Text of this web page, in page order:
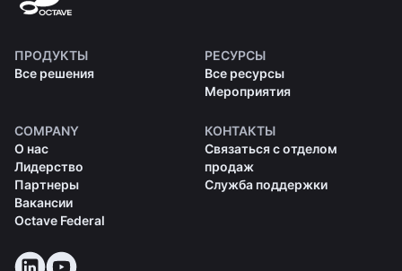
ПРОДУКТЫ
Все решения
РЕСУРСЫ
Все ресурсы
Мероприятия
COMPANY
О нас
Лидерство
Партнеры
Вакансии
Octave Federal
КОНТАКТЫ
Связаться с отделом
продаж
Служба поддержки